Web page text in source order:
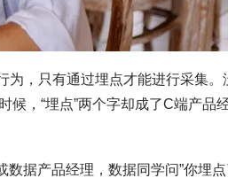
为，只有通过埋点才能进行采集。
候，“埋点”两个字却成了C端产品
据产品经理，数据同学问”你埋